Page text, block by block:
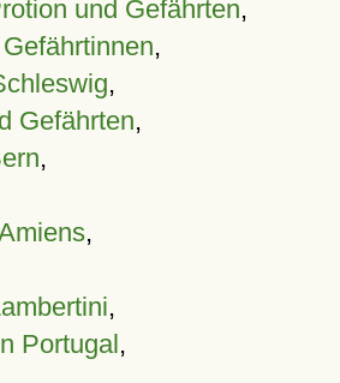
und Gefährten,
,
,
Gefährten,
,
,
,
Portugal,